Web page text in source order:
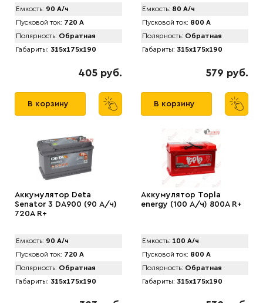
Емкость: 90 А/ч
Пусковой ток: 720 А
Полярность: Обратная
Габариты: 315x175x190
405 руб.
В корзину
Емкость: 80 А/ч
Пусковой ток: 800 А
Полярность: Обратная
Габариты: 315x175x190
579 руб.
В корзину
Аккумулятор Deta
Senator 3 DA900 (90 А/ч)
720A R+
Емкость: 90 А/ч
Пусковой ток: 720 А
Полярность: Обратная
Габариты: 315x175x190
Аккумулятор Topla
energy (100 А/ч) 800А R+
Емкость: 100 А/ч
Пусковой ток: 800 А
Полярность: Обратная
Габариты: 315x175x190